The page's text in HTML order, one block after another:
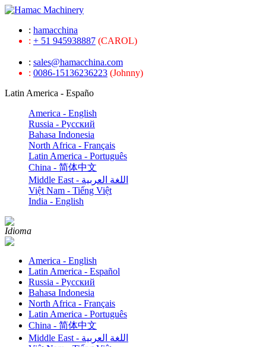
: hamacchina
: + 51 945938887 (CAROL)
: sales@hamacchina.com
: 0086-15136236223 (Johnny)
Latin America - Españo
America - English
Russia - Pусский
Bahasa Indonesia
North Africa - Français
Latin America - Português
China - 简体中文
Middle East - اللغة العربية
Việt Nam - Tiếng Việt
India - English
Idioma
America - English
Latin America - Español
Russia - Pусский
Bahasa Indonesia
North Africa - Français
Latin America - Português
China - 简体中文
Middle East - اللغة العربية